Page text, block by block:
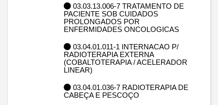
03.03.13.006-7 TRATAMENTO DE
PACIENTE SOB CUIDADOS
PROLONGADOS POR
ENFERMIDADES ONCOLOGICAS
03.04.01.011-1 INTERNACAO P/
RADIOTERAPIA EXTERNA
(COBALTOTERAPIA / ACELERADOR
LINEAR)
03.04.01.036-7 RADIOTERAPIA DE
CABEÇA E PESCOÇO